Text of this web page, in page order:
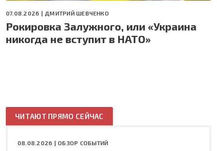
07.08.2026 | ДМИТРИЙ ШЕВЧЕНКО
Рокировка Залужного, или «Украина
никогда не вступит в НАТО»
ЧИТАЮТ ПРЯМО СЕЙЧАС
08.08.2026 | ОБЗОР СОБЫТИЙ